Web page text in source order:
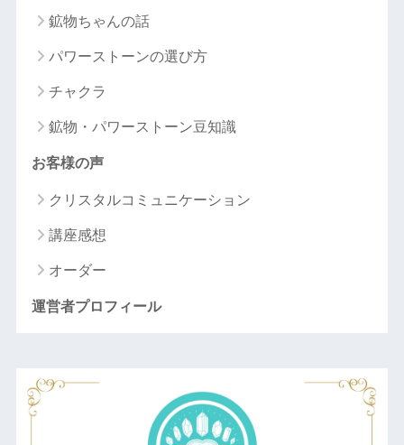
鉱物ちゃんの話
パワーストーンの選び方
チャクラ
鉱物・パワーストーン豆知識
お客様の声
クリスタルコミュニケーション
講座感想
オーダー
運営者プロフィール